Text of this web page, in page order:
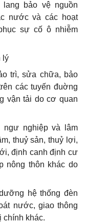
bảo vệ nguồn
nước và các hoạt
sự cố ô nhiễm
lý
trì, sửa chữa, bảo
các tuyến đuờng
vận tải do cơ quan
ngư nghiệp và lâm
thuỷ sản, thuỷ lợi,
định canh định cư
nông thôn khác do
hệ thống đèn
nước, giao thông
chính khác.